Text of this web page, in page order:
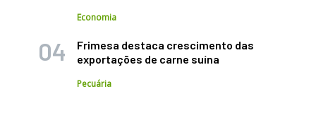
Economia
Frimesa destaca crescimento das
exportações de carne suína
Pecuária